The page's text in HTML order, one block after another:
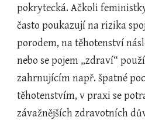
pokrytecká. Ačkoli
často poukazují na rizika
porodem, na těhotenství
nebo se pojem „zdraví“
zahrnujícím např. špatné
těhotenstvím, v praxi se
závažnějších zdravotních